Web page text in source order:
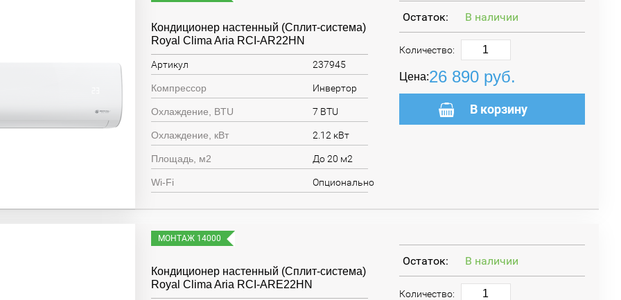
Кондиционер настенный (Сплит-система)
Royal Clima Aria RCI-AR22HN
Артикул 237945
Компрессор Инвертор
Охлаждение, BTU 7 BTU
Охлаждение, кВт 2.12 кВт
Площадь, м2 До 20 м2
Wi-Fi Опционально
Цена:26 890руб.
Остаток: В наличии
Количество:
В корзину
МОНТАЖ 14000
Кондиционер настенный (Сплит-система)
Royal Clima Aria RCI-ARE22HN
Остаток: В наличии
Количество: